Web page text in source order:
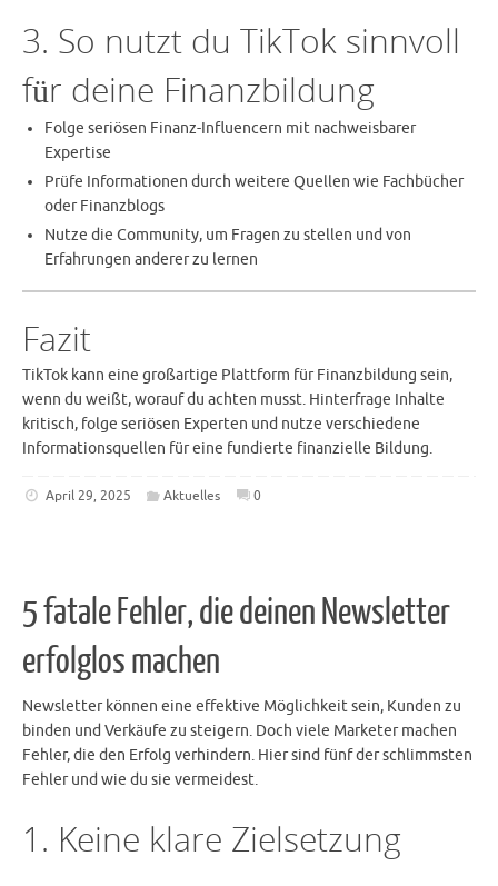
3. So nutzt du TikTok sinnvoll
für deine Finanzbildung
Folge seriösen Finanz-Influencern mit nachweisbarer
Expertise
Prüfe Informationen durch weitere Quellen wie Fachbücher
oder Finanzblogs
Nutze die Community, um Fragen zu stellen und von
Erfahrungen anderer zu lernen
Fazit
TikTok kann eine großartige Plattform für Finanzbildung sein,
wenn du weißt, worauf du achten musst. Hinterfrage Inhalte
kritisch, folge seriösen Experten und nutze verschiedene
Informationsquellen für eine fundierte finanzielle Bildung.
April 29, 2025 Aktuelles 0
5 fatale Fehler, die deinen Newsletter
erfolglos machen
Newsletter können eine effektive Möglichkeit sein, Kunden zu
binden und Verkäufe zu steigern. Doch viele Marketer machen
Fehler, die den Erfolg verhindern. Hier sind fünf der schlimmsten
Fehler und wie du sie vermeidest.
1. Keine klare Zielsetzung